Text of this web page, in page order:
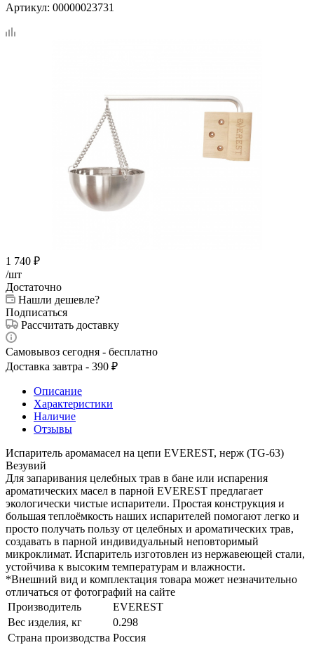
Артикул: 00000023731
1 740 ₽
/шт
Достаточно
Нашли дешевле?
Подписаться
Рассчитать доставку
Самовывоз сегодня - бесплатно
Доставка завтра - 390 ₽
Описание
Характеристики
Наличие
Отзывы
Испаритель аромамасел на цепи EVEREST, нерж (TG-63)
Везувий
Для запаривания целебных трав в бане или испарения
ароматических масел в парной EVEREST предлагает
экологически чистые испарители. Простая конструкция и
большая теплоёмкость наших испарителей помогают легко и
просто получать пользу от целебных и ароматических трав,
создавать в парной индивидуальный неповторимый
микроклимат. Испаритель изготовлен из нержавеющей стали,
устойчива к высоким температурам и влажности.
*Внешний вид и комплектация товара может незначительно
отличаться от фотографий на сайте
Производитель
EVEREST
Вес изделия, кг
0.298
Страна производства Россия